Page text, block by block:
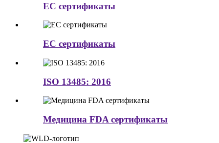
EC сертификаты
EC сертификаты
ISO 13485: 2016
Медицина FDA сертификаты